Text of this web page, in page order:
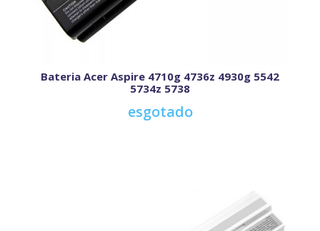
Bateria Acer Aspire 4710g 4736z 4930g 5542
5734z 5738
esgotado